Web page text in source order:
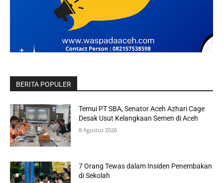
BERITA POPULER
Temui PT SBA, Senator Aceh Azhari Cage
Desak Usut Kelangkaan Semen di Aceh
8 Agustus 2026
7 Orang Tewas dalam Insiden Penembakan
di Sekolah